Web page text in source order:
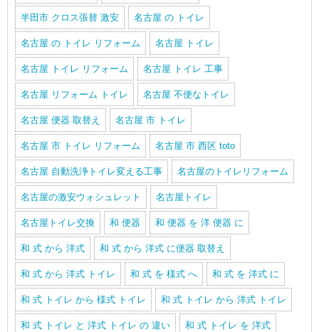
半田市 クロス張替 激安 名古屋 の トイレ
名古屋 の トイレ リフォーム 名古屋 トイレ
名古屋 トイレ リフォーム 名古屋 トイレ 工事
名古屋 リフォーム トイレ 名古屋 不便なトイレ
名古屋 便器 取替え 名古屋 市 トイレ
名古屋 市 トイレ リフォーム 名古屋 市 西区 toto
名古屋 自動洗浄トイレ変える工事 名古屋のトイレリフォーム
名古屋の激安ウォシュレット 名古屋トイレ
名古屋トイレ交換 和 便器 和 便器 を 洋 便器 に
和 式 から 洋式 和 式 から 洋式 に便器 取替え
和 式 から 洋式 トイレ 和 式 を 様式 へ 和 式 を 洋式 に
和 式 トイレ から 様式 トイレ 和 式 トイレ から 洋式 トイレ
和 式 トイレ と 洋式 トイレ の 違い 和 式 トイレ を 洋式